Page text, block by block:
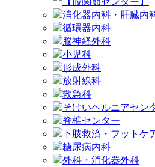
消化器内科・肝臓内
循環器内科
脳神経外科
小児科
形成外科
放射線科
救急科
そけいヘルニアセン
脊椎センター
下肢救済・フットケ
糖尿病内科
外科・消化器外科